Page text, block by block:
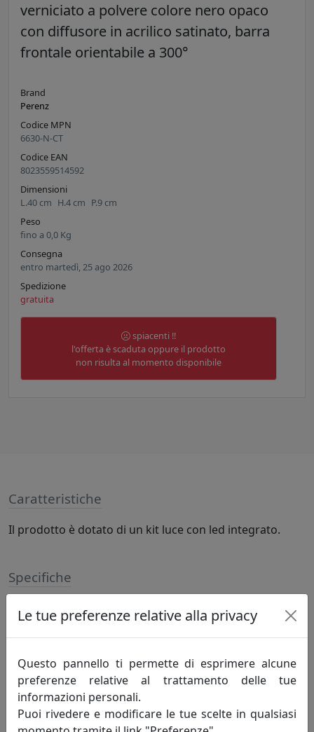
verniciato a polvere colore nero opaco
con diffusore in acrilico satinato, barra
frontale orientabile a 300°
Brand
Perenz
Codice MPN
6630-N-CT
Codice EAN
8023559514592
Dimensioni
L.40 cm H.4 cm P.9 cm
Peso
fino a 0,0 Kg
Consegna
entro martedì, 25 ago 2026
Spedizione
gratuita
spiacenti !!
l'offerta è scaduta oppure il prodotto
non risulta al momento disponibile
Caratteristiche
Il prodotto è dotato di un kit luce con led integrato.
Specifiche
LED 17W, 1275Lm - CCT 3000°/4000°/6000°K, lampadina
inclusa
Informazioni sul brand
Da più di 50 anni disegnamo la luce.
Le tue preferenze relative alla privacy
Questo pannello ti permette di esprimere alcune
preferenze relative al trattamento delle tue
informazioni personali.
Puoi rivedere e modificare le tue scelte in qualsiasi